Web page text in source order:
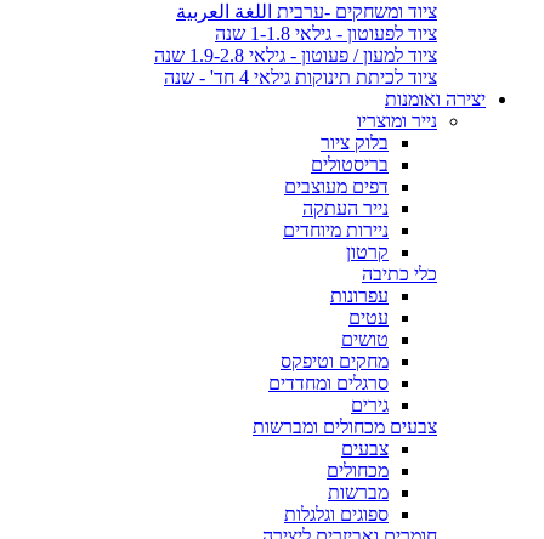
ציוד ומשחקים -ערבית اللغة العربية
ציוד לפעוטון - גילאי 1-1.8 שנה
ציוד למעון / פעוטון - גילאי 1.9-2.8 שנה
ציוד לכיתת תינוקות גילאי 4 חד' - שנה
יצירה ואומנות
נייר ומוצריו
בלוק ציור
בריסטולים
דפים מעוצבים
נייר העתקה
ניירות מיוחדים
קרטון
כלי כתיבה
עפרונות
עטים
טושים
מחקים וטיפקס
סרגלים ומחדדים
גירים
צבעים מכחולים ומברשות
צבעים
מכחולים
מברשות
ספוגים וגלגלות